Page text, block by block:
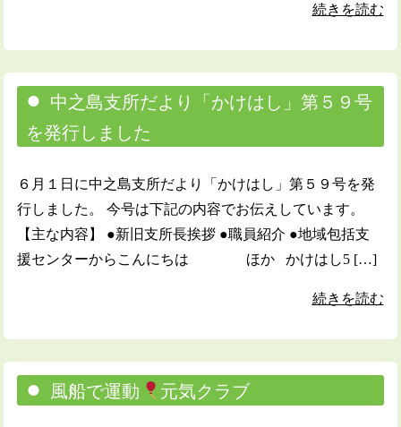
続きを読む
中之島支所だより「かけはし」第５９号
を発行しました
６月１日に中之島支所だより「かけはし」第５９号を発
行しました。 今号は下記の内容でお伝えしています。
【主な内容】 ●新旧支所長挨拶 ●職員紹介 ●地域包括支
援センターからこんにちは ほか かけはし5 […]
続きを読む
風船で運動 元気クラブ